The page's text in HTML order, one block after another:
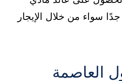
سواء من خلال الإيجار
العاصمة